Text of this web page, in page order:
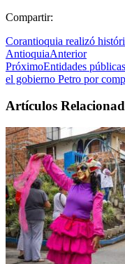
Compartir:
Corantioquia realizó
AntioquiaAnterior
PróximoEntidades
el gobierno Petro por
Artículos